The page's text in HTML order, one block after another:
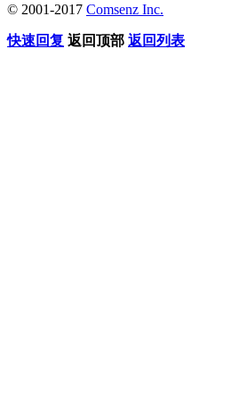
© 2001-2017 Comsenz Inc.
快速回复 返回顶部 返回列表